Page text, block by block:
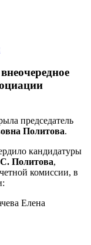
председатель
Политова.
кандидатуры
Политова,
комиссии, в
Елена